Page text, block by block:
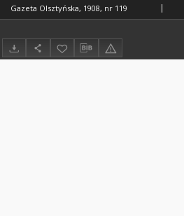
Gazeta Olsztyńska, 1908, nr 119